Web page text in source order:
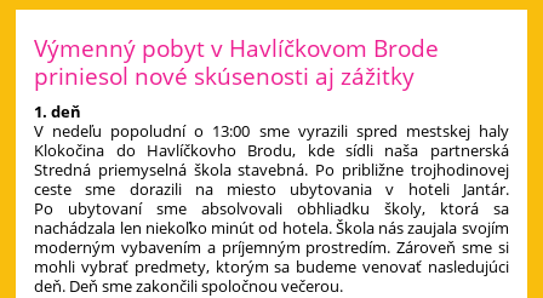
Výmenný pobyt v Havlíčkovom Brode
priniesol nové skúsenosti aj zážitky
1. deň
V nedeľu popoludní o 13:00 sme vyrazili spred mestskej haly
Klokočina do Havlíčkovho Brodu, kde sídli naša partnerská
Stredná priemyselná škola stavebná. Po približne trojhodinovej
ceste sme dorazili na miesto ubytovania v hoteli Jantár.
Po ubytovaní sme absolvovali obhliadku školy, ktorá sa
nachádzala len niekoľko minút od hotela. Škola nás zaujala svojím
moderným vybavením a príjemným prostredím. Zároveň sme si
mohli vybrať predmety, ktorým sa budeme venovať nasledujúci
deň. Deň sme zakončili spoločnou večerou.